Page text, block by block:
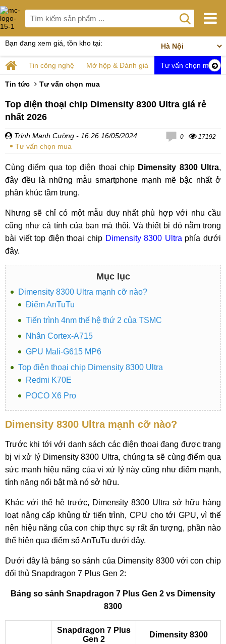
Bạn đang xem giá, tồn kho tại:
Tin công nghệ Mở hộp & Đánh giá Tư vấn chọn mua
Tin tức Tư vấn chọn mua
Top điện thoại chip Dimensity 8300 Ultra giá rẻ
nhất 2026
Trịnh Mạnh Cường - 16:26 16/05/2024
Tư vấn chọn mua
0 17192
Cùng điểm qua top điện thoại chip Dimensity 8300 Ultra,
đây đều là những mẫu smartphone mạnh mẽ bậc nhất ở
phân khúc tầm trung.
Nhưng sẽ chỉ có một mẫu duy nhất phù hợp với nhu cầu
cũng như cá tính của bạn mà thôi. Và thiết bị đó nằm trong
bài viết top điện thoại chip Dimensity 8300 Ultra phía dưới
đây.
Mục lục
Dimensity 8300 Ultra mạnh cỡ nào?
Điểm AnTuTu
Tiến trình 4nm thế hệ thứ 2 của TSMC
Nhân Cortex-A715
GPU Mali-G615 MP6
Top điện thoại chip Dimensity 8300 Ultra
Redmi K70E
POCO X6 Pro
Dimensity 8300 Ultra mạnh cỡ nào?
Trước khi tới với danh sách các điện thoại đang được trang
bị vi xử lý Dimensity 8300 Ultra, chúng ta sẽ cùng điểm qua
sức mạnh hiệu năng của vi xử lý này cũng như điểm mạnh,
tính năng nổi bật mà nó sở hữu.
Khác với thế hệ trước, Dimensity 8300 Ultra sở hữu hàng
loạt nâng cấp khủng từ tiến trình, CPU cho tới GPU, vì thế
nên hiệu năng của con chip thực sự rất ấn tượng, phần nào
thể hiện qua điểm số AnTuTu dưới đây.
Dưới đây là bảng so sánh của Dimensity 8300 với con chip
đối thủ Snapdragon 7 Plus Gen 2:
Bảng so sánh Snapdragon 7 Plus Gen 2 vs Dimensity
8300
Snapdragon 7 Plus
Gen 2
Dimensity 8300